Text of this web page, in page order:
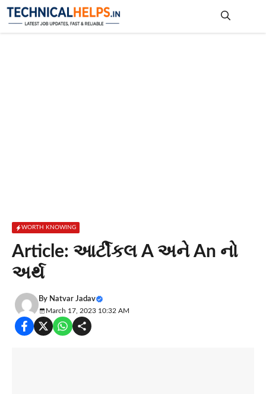
Skip
WORTH KNOWING
Article: આર્ટીકલ A અને An નો
અર્થ
By Natvar Jadav
March 17, 2023 10:32 AM